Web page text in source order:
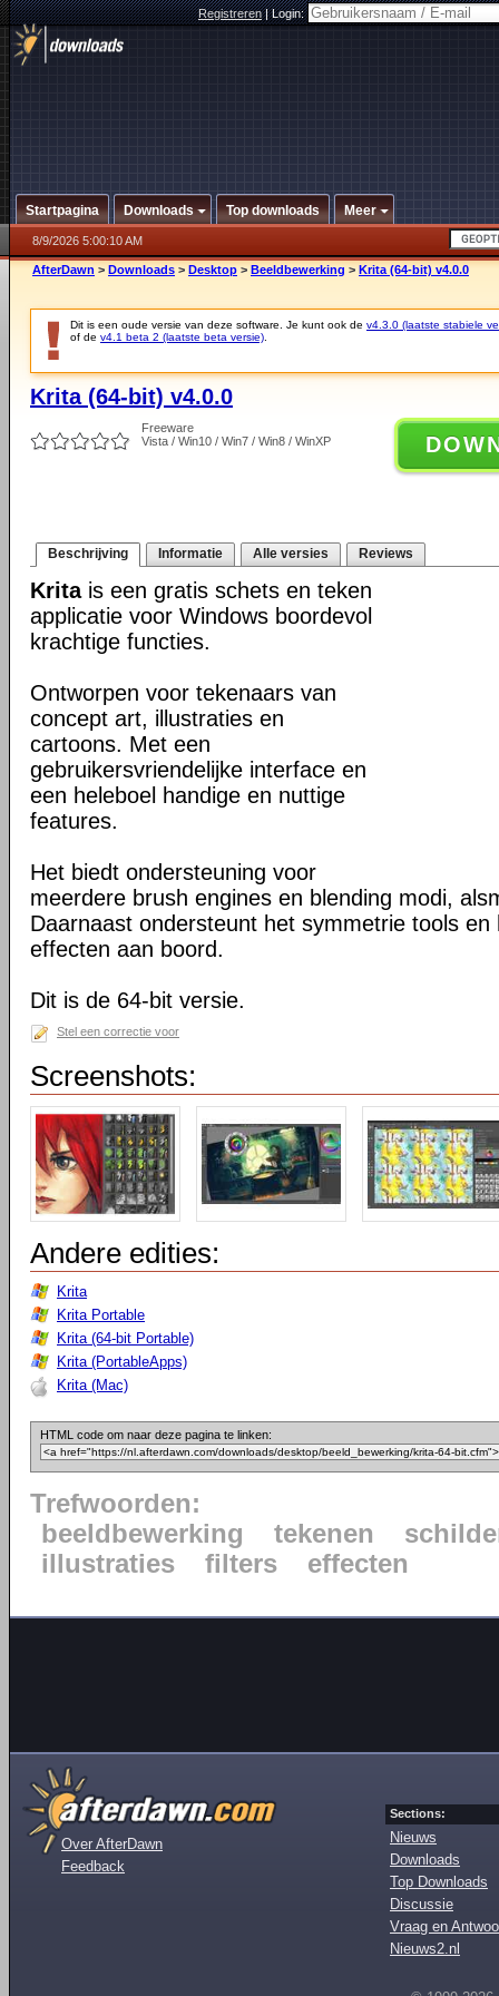
Registreren|Login:
Startpagina Downloads Top downloads Meer
8/9/2026 5:00:10 AM
AfterDawn > Downloads > Desktop > Beeldbewerking > Krita (64-bit) v4.0.0
Dit is een oude versie van deze software. Je kunt ook de v4.3.0 (laatste stabiele
of de v4.1 beta 2 (laatste beta versie)
Krita (64-bit) v4.0.0
Freeware
Vista / Win10 / Win7 / Win8 / WinXP
Beschrijving Informatie Alle versies Reviews
Kritais een gratis schets en teken
applicatie voor Windows boordevol
krachtige functies.
Ontworpen voor tekenaars van
concept art, illustraties en
cartoons. Met een
gebruikersvriendelijke interface en
een heleboel handige en nuttige
features.
Het biedt ondersteuning voor
meerdere brush engines en blending modi,
Daarnaast ondersteunt het symmetrie tools
effecten aan boord.
Dit is de 64-bit versie.
Stel een correctie voor
Screenshots:
Andere edities:
Krita
Krita Portable
Krita (64-bit Portable)
Krita (PortableApps)
Krita (Mac)
HTML code om naar deze pagina te linken:
Trefwoorden:
beeldbewerking
tekenen
illustraties
filters effecten
Over AfterDawn
Feedback
Sections:
Nieuws
Downloads
Top Downloads
Discussie
Vraag en
Nieuws2.nl